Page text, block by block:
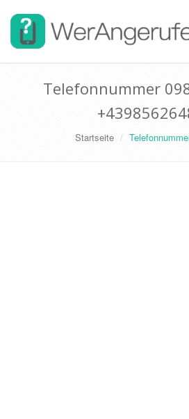
Telefonnummer
Startseite